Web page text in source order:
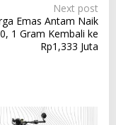
Next post
Emas Antam Naik
1 Gram Kembali ke
Rp1,333 Juta